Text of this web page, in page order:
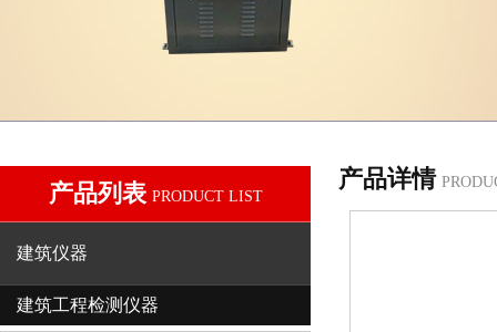
产品详情
产品列表 PRODUCT LIST
建筑仪器
建筑工程检测仪器